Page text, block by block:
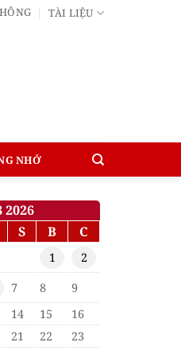
TÀI LIỆU
NHỚ
2026
S B C
1
2
7 8
9
14 15
16
21 22
23